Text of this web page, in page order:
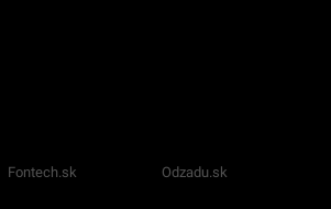
Fontech.sk Odzadu.sk